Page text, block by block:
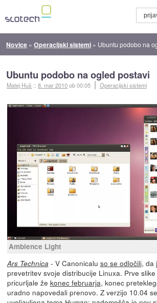
Novice »Operacijski sistemi » Ubuntu podobo na
Ubuntu podobo na ogled postavi
Matej Huš ::8. mar 2010ob 00:05 Operacijski sistemi
Ambience Light
Ars Technica - V Canonicalu so se odločili, da
prevetritev svoje distribucije Linuxa. Prve
pricurljale že konec februarja, konec
uradno napovedali prenovo. Z verzijo 10.04